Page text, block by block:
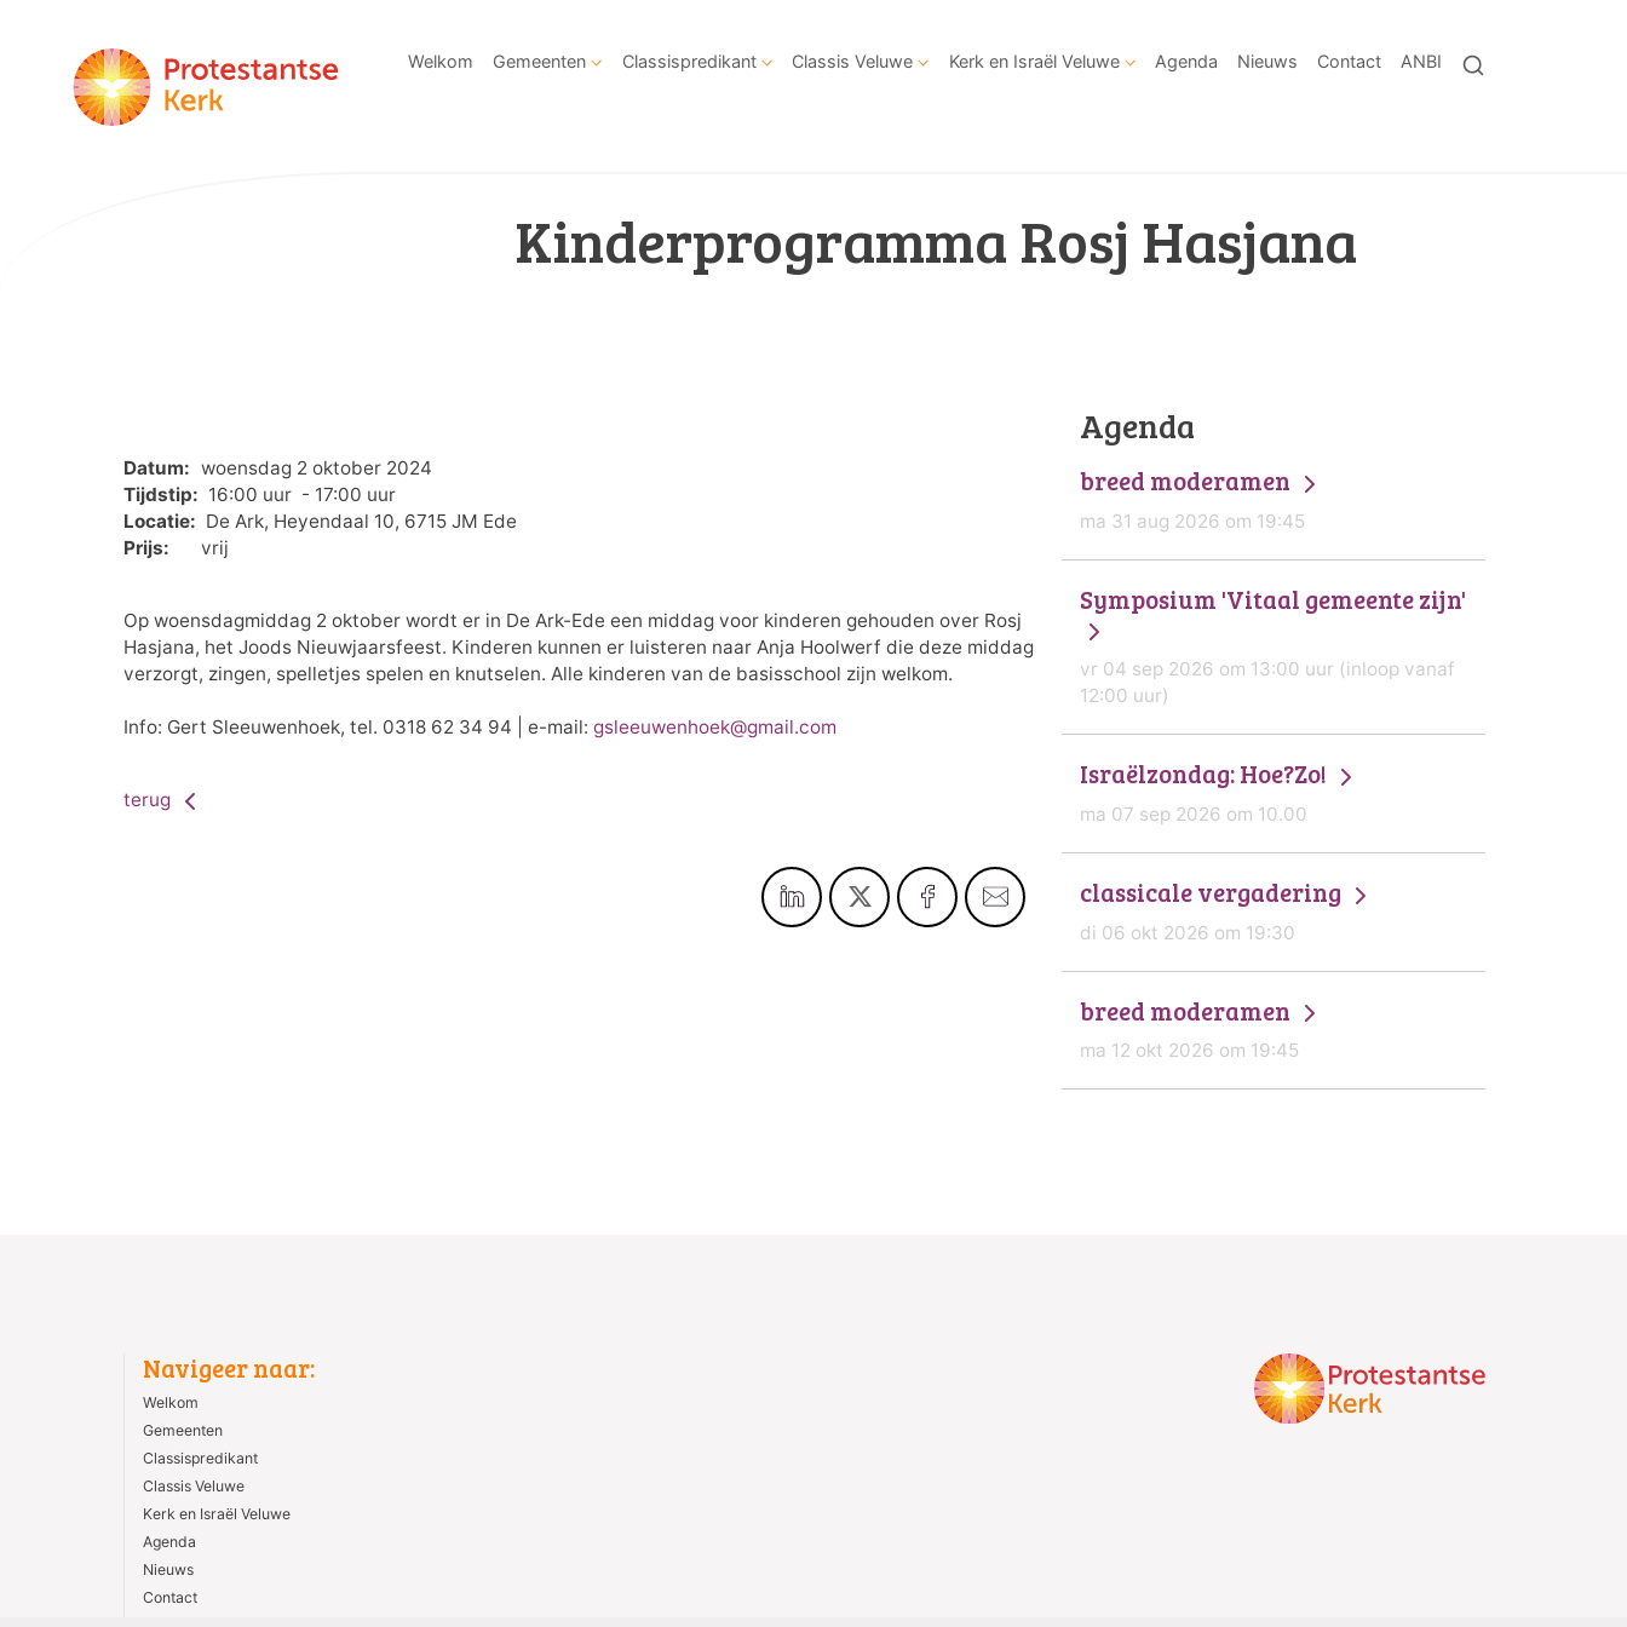
Welkom Gemeenten Classispredikant Classis Veluwe Kerk en Israël Veluwe Agenda Nieuws Contact ANBI
Kinderprogramma Rosj Hasjana
Datum: woensdag 2 oktober 2024
Tijdstip: 16:00 uur - 17:00 uur
Locatie: De Ark, Heyendaal 10, 6715 JM Ede
Prijs:
vrij
Op woensdagmiddag 2 oktober wordt er in De Ark-Ede een middag voor kinderen gehouden over Rosj
Hasjana, het Joods Nieuwjaarsfeest. Kinderen kunnen er luisteren naar Anja Hoolwerf die deze middag
verzorgt, zingen, spelletjes spelen en knutselen. Alle kinderen van de basisschool zijn welkom.
Info: Gert Sleeuwenhoek, tel. 0318 62 34 94 | e-mail: gsleeuwenhoek@gmail.com
terug
Agenda
breed moderamen
ma 31 aug 2026 om 19:45
Symposium 'Vitaal gemeente zijn'
vr 04 sep 2026 om 13:00 uur (inloop vanaf
12:00 uur)
Israëlzondag: Hoe?Zo!
ma 07 sep 2026 om 10.00
classicale vergadering
di 06 okt 2026 om 19:30
breed moderamen
ma 12 okt 2026 om 19:45
Navigeer naar:
Welkom
Gemeenten
Classispredikant
Classis Veluwe
Kerk en Israël Veluwe
Agenda
Nieuws
Contact